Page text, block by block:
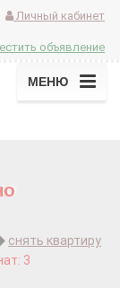
Личный кабинет
объявление
МЕНЮ
снять квартиру
3